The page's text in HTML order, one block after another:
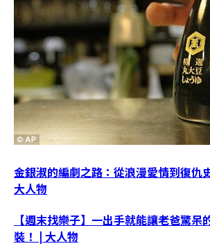
金銀淑的編劇之路：從浪漫愛情到復仇
大人物
【週末找樂子】一出手就能讓老爸驚呆
裝！ | 大人物